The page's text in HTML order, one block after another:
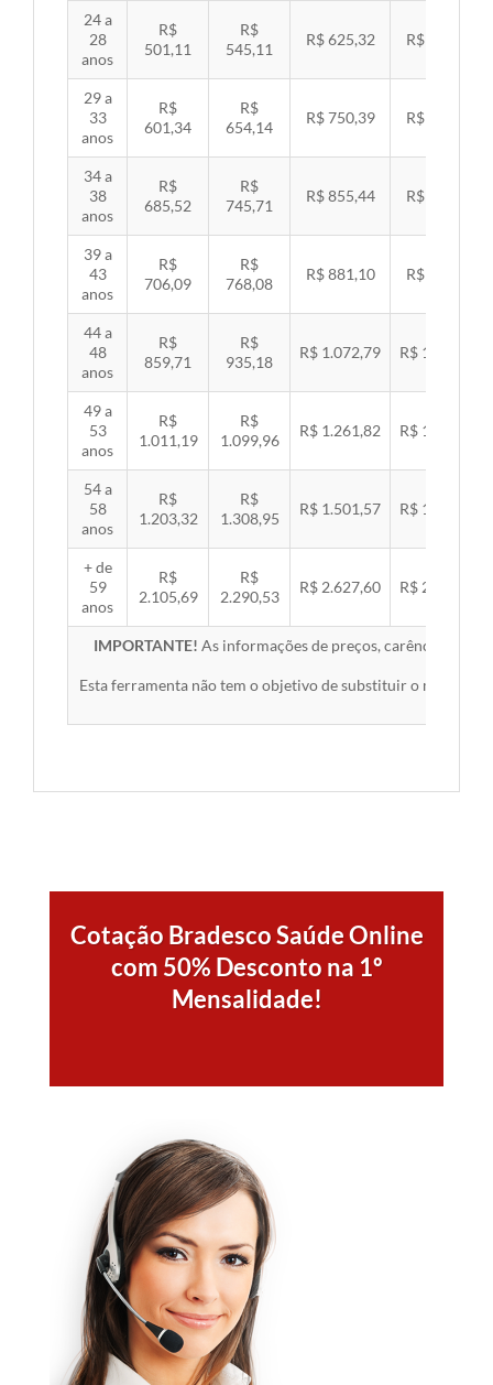
24 a
28
anos
R$
501,11
R$
545,11
R$ 625,32 R$ 644,40
29 a
33
anos
R$
601,34
R$
654,14
R$ 750,39 R$ 773,29
34 a
38
anos
R$
685,52
R$
745,71
R$ 855,44 R$ 881,54
39 a
43
anos
R$
706,09
R$
768,08
R$ 881,10 R$ 907,99
44 a
48
anos
R$
859,71
R$
935,18
R$ 1.072,79 R$ 1.105,53
49 a
53
anos
R$
1.011,19
R$
1.099,96
R$ 1.261,82 R$ 1.300,32
54 a
58
anos
R$
1.203,32
R$
1.308,95
R$ 1.501,57 R$ 1.547,38
+ de
59
anos
R$
2.105,69
R$
2.290,53
R$ 2.627,60 R$ 2.707,76
IMPORTANTE! As informações de preços, carências,
Esta ferramenta não tem o objetivo de substituir o material
Cotação Bradesco Saúde Online
com 50% Desconto na 1º
Mensalidade!